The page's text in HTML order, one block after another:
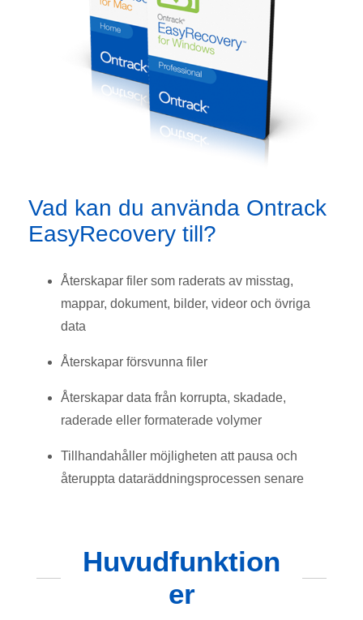
Vad kan du använda Ontrack
EasyRecovery till?
Återskapar filer som raderats av misstag,
mappar, dokument, bilder, videor och övriga
data
Återskapar försvunna filer
Återskapar data från korrupta, skadade,
raderade eller formaterade volymer
Tillhandahåller möjligheten att pausa och
återuppta dataräddningsprocessen senare
Huvudfunktion
er